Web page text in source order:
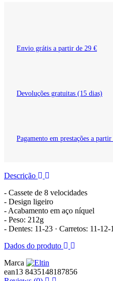
Envio grátis a partir de 29 €
Devoluções gratuitas (15 dias)
Pagamento em prestações a
Descrição
- Cassete de 8 velocidades
- Design ligeiro
- Acabamento em aço níquel
- Peso: 212g
- Dentes: 11-23 · Carretos: 11-
Dados do produto
Marca
ean13 8435148187856